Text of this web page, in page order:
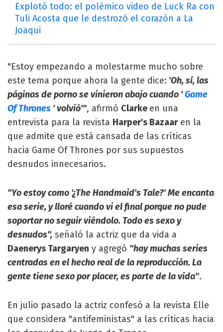
Explotó todo: el polémico video de Luck Ra con
Tuli Acosta que le destrozó el corazón a La
Joaqui
"Estoy empezando a molestarme mucho sobre
este tema porque ahora la gente dice: 'Oh, sí, las
páginas de porno se vinieron abajo cuando 'Game
Of Thrones ' volvió'", afirmó Clarke en una
entrevista para la revista Harper's Bazaaren la
que admite que está cansada de las críticas
hacia Game Of Thrones por sus supuestos
desnudos innecesarios.
"Yo estoy como '¿The Handmaid's Tale?' Me encanta
esa serie, y lloré cuando vi el final porque no pude
soportar no seguir viéndolo. Todo es sexo y
desnudos", señaló la actriz que da vida a
Daenerys Targaryen y agregó "hay muchas series
centradas en el hecho real de la reproducción. La
gente tiene sexo por placer, es parte de la vida".
En julio pasado la actriz confesó a la revista Elle
que considera "antifeministas" a las críticas hacia